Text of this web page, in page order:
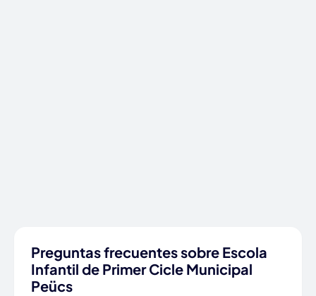
Preguntas frecuentes sobre Escola
Infantil de Primer Cicle Municipal
Peücs